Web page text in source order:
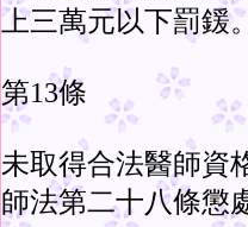
上三萬元以下罰鍰
第13條
未取得合法醫師資
師法第二十八條懲